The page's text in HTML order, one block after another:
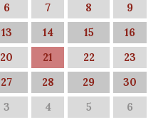
6 7 8
9
13 14 15
16
20 21 22
23
27 28 29
30
3 4 5 6